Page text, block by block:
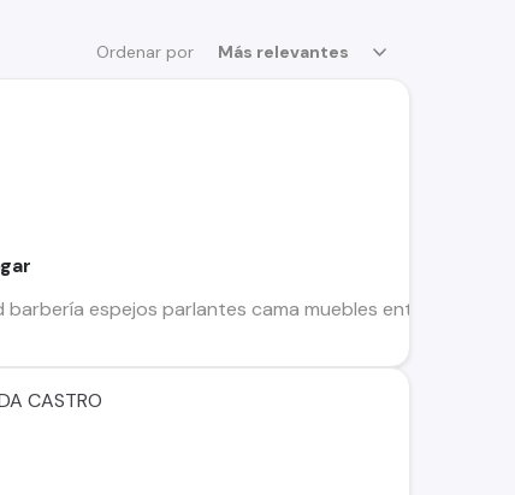
Ordenar por Más relevantes
barbería espejos parlantes cama muebles entre otras
CASTRO